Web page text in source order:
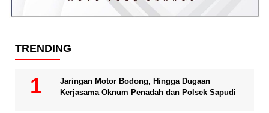
TRENDING
Jaringan Motor Bodong, Hingga Dugaan
Kerjasama Oknum Penadah dan Polsek Sapudi